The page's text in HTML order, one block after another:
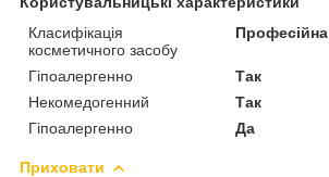
Класифікація
косметичного засобу
Професійна
Гіпоалергенно
Так
Некомедогенний
Так
Гіпоалергенно
Да
Приховати